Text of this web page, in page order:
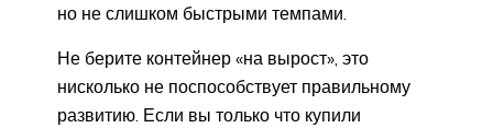
но не слишком быстрыми темпами.
Не берите контейнер «на вырост», это
нисколько не поспособствует правильному
развитию. Если вы только что купили